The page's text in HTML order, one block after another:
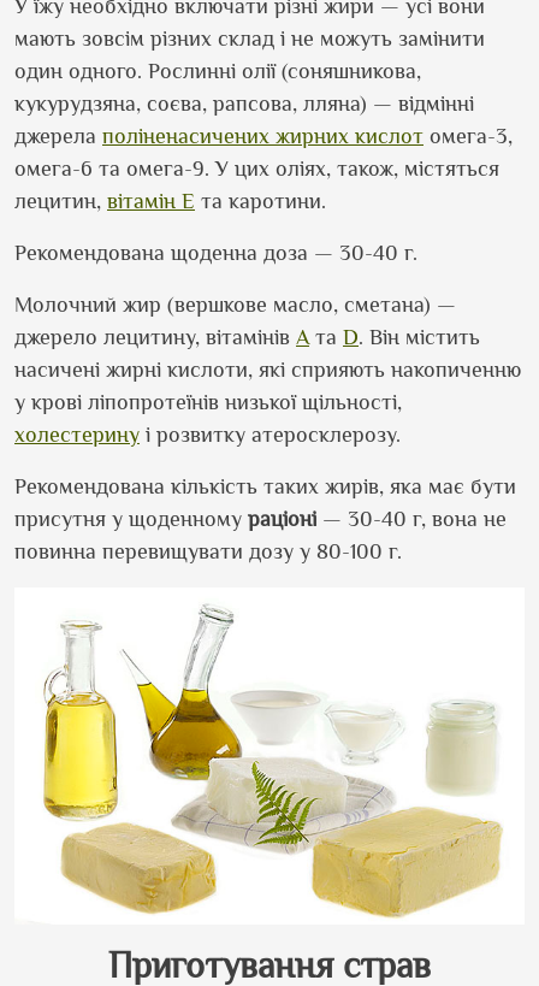
У їжу необхідно включати різні жири — усі вони
мають зовсім різних склад і не можуть замінити
один одного. Рослинні олії (соняшникова,
кукурудзяна, соєва, рапсова, лляна) — відмінні
джерела поліненасичених жирних кислот омега-3,
омега-6 та омега-9. У цих оліях, також, містяться
лецитин, вітамін Е та каротини.
Рекомендована щоденна доза — 30-40 г.
Молочний жир (вершкове масло, сметана) —
джерело лецитину, вітамінів Ата D. Він містить
насичені жирні кислоти, які сприяють накопиченню
у крові ліпопротеїнів низької щільності,
холестерину і розвитку атеросклерозу.
Рекомендована кількість таких жирів, яка має бути
присутня у щоденному раціоні — 30-40 г, вона не
повинна перевищувати дозу у 80-100 г.
Приготування страв